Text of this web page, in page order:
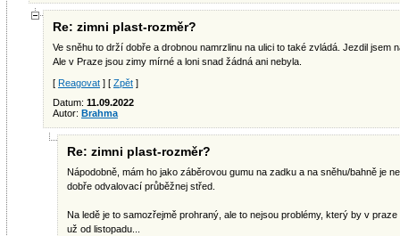
Re: zimni plast-rozměr?
Ve sněhu to drží dobře a drobnou namrzlinu na ulici to také zvládá. Jezdil jsem
Ale v Praze jsou zimy mírné a loni snad žádná ani nebyla.
[ Reagovat ] [ Zpět ]
Datum: 11.09.2022
Autor: Brahma
Re: zimni plast-rozměr?
Nápodobně, mám ho jako záběrovou gumu na zadku a na sněhu/bahně je
dobře odvalovací průběžnej střed.
Na ledě je to samozřejmě prohraný, ale to nejsou problémy, který by v
už od listopadu...